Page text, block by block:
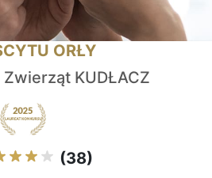
ORŁY
KUDŁACZ
(38)